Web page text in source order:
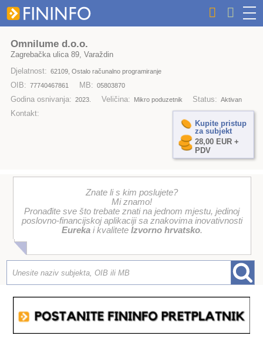
Omnilume d.o.o.
Zagrebačka ulica 89, Varaždin
Djelatnost: 62109, Ostalo računalno programiranje
OIB: 77740467861 MB: 05803870
Godina osnivanja: 2023. Veličina: Mikro poduzetnik Status: Aktivan
Kontakt:
Kupite pristup
za subjekt
28,00 EUR +
PDV
Znate li s kim poslujete?
Mi znamo!
Pronađite sve što trebate znati na jednom mjestu, jedinoj
poslovno-financijskoj aplikaciji sa znakovima inovativnosti
Eurekai kvalitete Izvorno hrvatsko.